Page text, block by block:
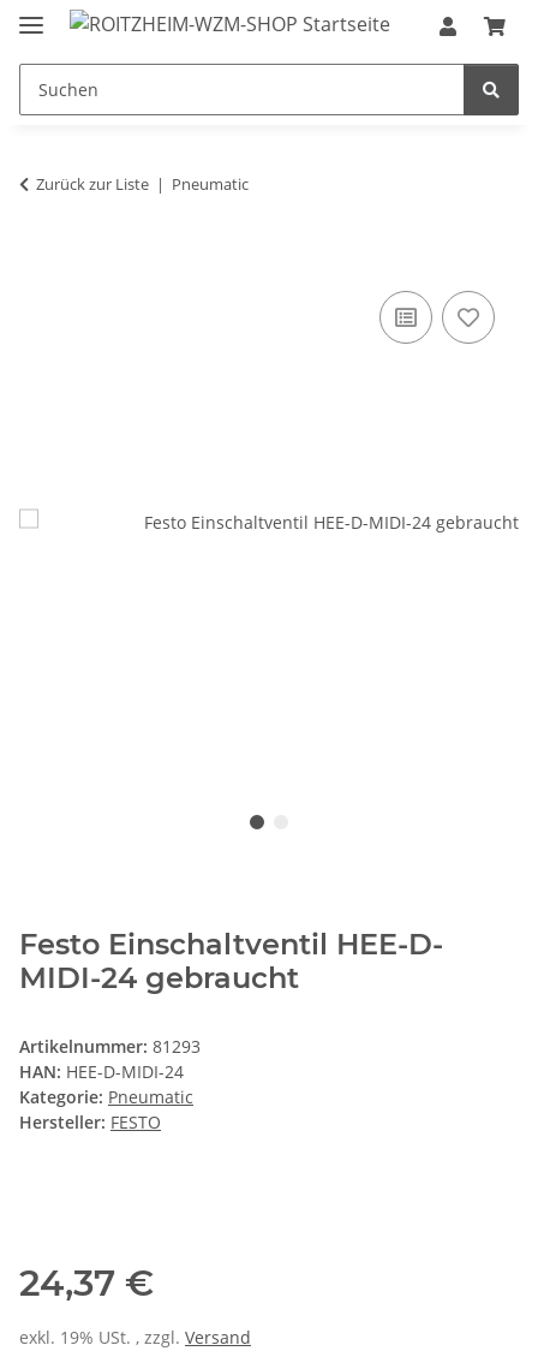
Zurück zur Liste Pneumatic
Festo Einschaltventil HEE-D-
MIDI-24 gebraucht
Artikelnummer: 81293
HAN: HEE-D-MIDI-24
Kategorie: Pneumatic
Hersteller: FESTO
24,37 €
exkl. 19% USt. , zzgl. Versand